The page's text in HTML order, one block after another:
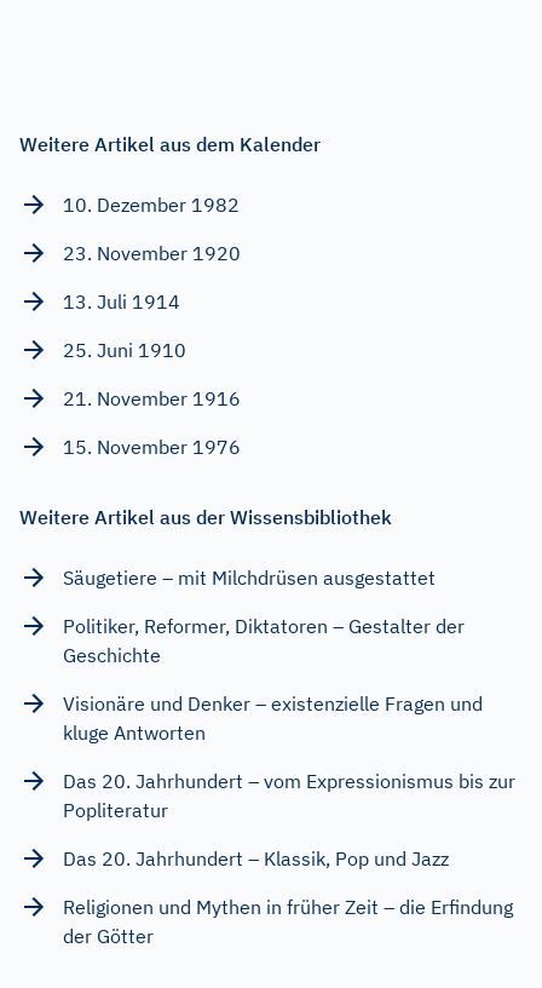
Weitere Artikel aus dem Kalender
10. Dezember 1982
23. November 1920
13. Juli 1914
25. Juni 1910
21. November 1916
15. November 1976
Weitere Artikel aus der Wissensbibliothek
Säugetiere – mit Milchdrüsen ausgestattet
Politiker, Reformer, Diktatoren – Gestalter der
Geschichte
Visionäre und Denker – existenzielle Fragen und
kluge Antworten
Das 20. Jahrhundert – vom Expressionismus bis zur
Popliteratur
Das 20. Jahrhundert – Klassik, Pop und Jazz
Religionen und Mythen in früher Zeit – die Erfindung
der Götter